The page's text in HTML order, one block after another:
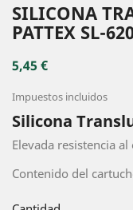
SILICONA
PATTEX SL-
5,45 €
Impuestos incluidos
Silicona
Elevada resistencia
Contenido del